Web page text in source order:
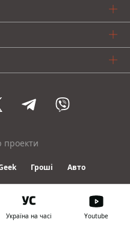
проекти
Гроші Авто
Україна на часі Youtube